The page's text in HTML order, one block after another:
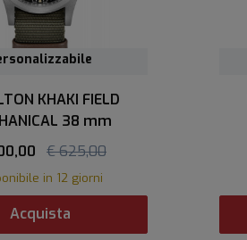
KHAKI FIELD
38 mm
€ 625,00
in 12 giorni
Acquista